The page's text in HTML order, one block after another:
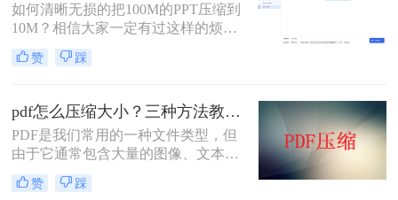
如何清晰无损的把100M的PPT压缩到
10M？​相信大家一定有过这样的烦
恼，办公文件体积太大。文件过大会
影响打开速度，演示放映时常的流畅
是上传和发送都会很慢，网络不好的
话，还不容易发出去。尤其是领导要
你微信发过去的时候，因为微信只能
发送小于100M的文件，文件太大就无
法传送了，真是太痛苦了
赞 踩
pdf怎么压缩大小？三种方法教你压缩pdf！
PDF是我们常用的一种文件类型，但
由于它通常包含大量的图像、文本，
甚至其他的媒体文件，导致体积会越
来越大，不仅传输速度慢，有些甚至
赞 踩